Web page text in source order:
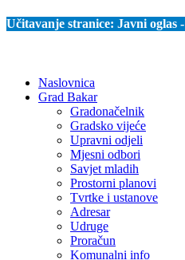
Učitavanje stranice: Javni oglas
Naslovnica
Grad Bakar
Gradonačelnik
Gradsko vijeće
Upravni odjeli
Mjesni odbori
Savjet mladih
Prostorni planovi
Tvrtke i ustanove
Adresar
Udruge
Proračun
Komunalni info